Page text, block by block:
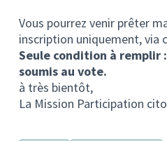
Vous pourrez venir prêter
inscription uniquement, via
Seule condition à remplir
soumis au vote.
à très bientôt,
La Mission Participation